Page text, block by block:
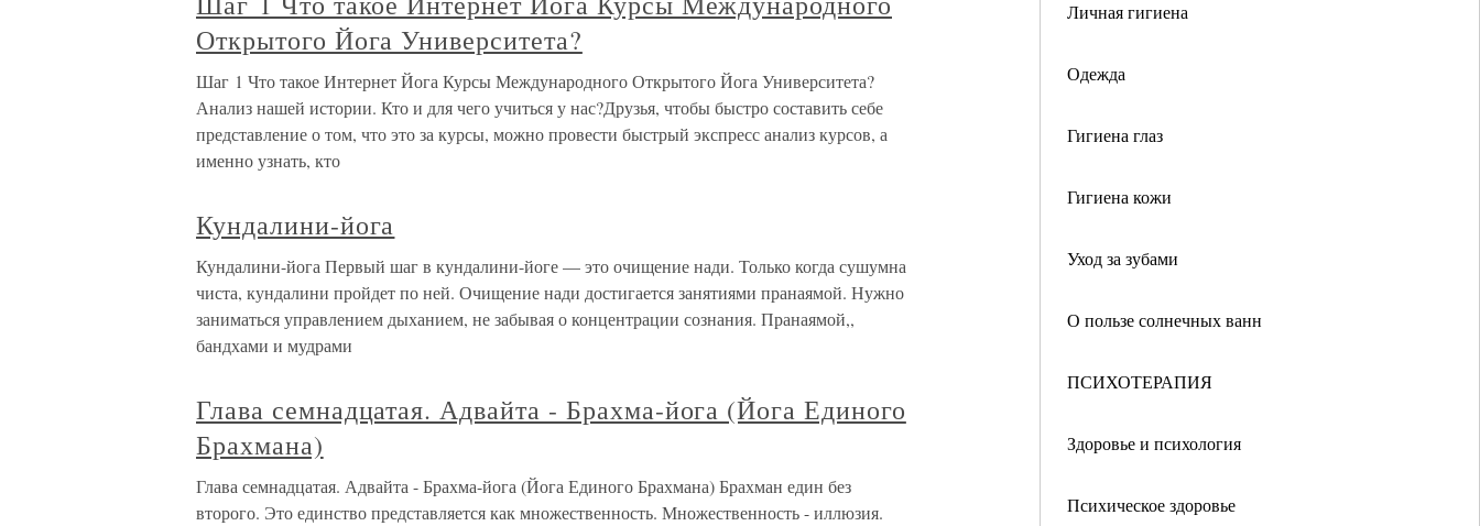
Личная гигиена
Одежда
Гигиена глаз
Гигиена кожи
Уход за зубами
О пользе солнечных ванн
ПСИХОТЕРАПИЯ
Здоровье и психология
Психическое здоровье
Открытого Йога Университета?
Шаг 1 Что такое Интернет Йога Курсы Международного Открытого Йога Университета?
Анализ нашей истории. Кто и для чего учиться у нас?Друзья, чтобы быстро составить себе
представление о том, что это за курсы, можно провести быстрый экспресс анализ курсов, а
именно узнать, кто
Кундалини-йога
Кундалини-йога Первый шаг в кундалини-йоге — это очищение нади. Только когда сушумна
чиста, кундалини пройдет по ней. Очищение нади достигается занятиями пранаямой. Нужно
заниматься управлением дыханием, не забывая о концентрации сознания. Пранаямой,,
бандхами и мудрами
Глава семнадцатая. Адвайта - Брахма-йога (Йога Единого
Брахмана)
Глава семнадцатая. Адвайта - Брахма-йога (Йога Единого Брахмана) Брахман един без
второго. Это единство представляется как множественность. Множественность - иллюзия.